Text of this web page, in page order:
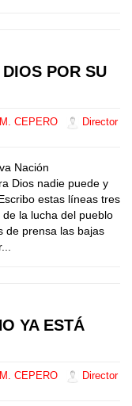
POR SU
CEPERO
Director
Nación
Dios nadie puede y
estas líneas tres
la lucha del pueblo
de prensa las bajas
YA ESTÁ
CEPERO
Director